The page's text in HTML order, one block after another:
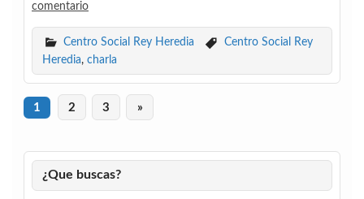
comentario
Centro Social Rey Heredia
Centro Social Rey
Heredia, charla
1 2 3 »
¿Que buscas?